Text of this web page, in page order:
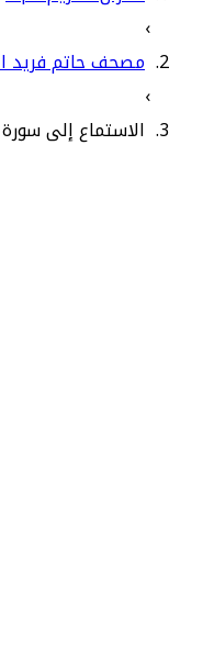
›
مصحف حاتم فريد
›
الاستماع إلى